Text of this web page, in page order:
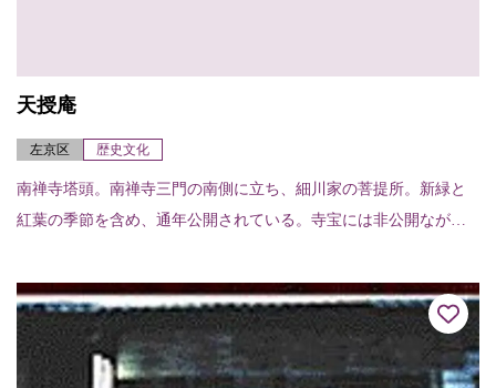
天授庵
左京区 歴史文化
南禅寺塔頭。南禅寺三門の南側に立ち、細川家の菩提所。新緑と
紅葉の季節を含め、通年公開されている。寺宝には非公開ながら
面がある。また池泉...